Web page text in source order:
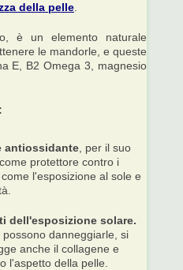
della pelle
è un elemento naturale
le mandorle, e queste
E, B2 Omega 3, magnesio
antiossidante , per il suo
protettore contro i
l'esposizione al sole e
dell'esposizione solare.
danneggiarle, si
anche il collagene e
l'aspetto della pelle.